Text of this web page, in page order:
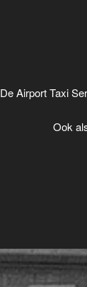
De Airport Taxi
Ook